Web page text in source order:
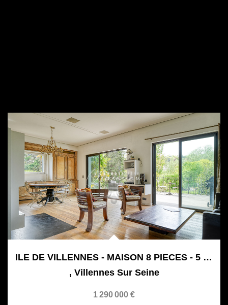
ILE DE VILLENNES - MAISON 8 PIECES - 5 CHAMBRES - 2246 M²...
, Villennes Sur Seine
1 290 000 €